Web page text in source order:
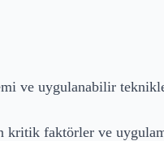
ve uygulanabilir
kritik faktörler ve